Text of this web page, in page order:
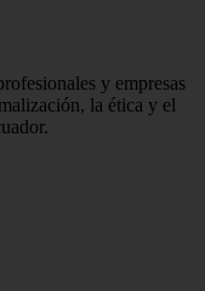
y empresas
la ética y el